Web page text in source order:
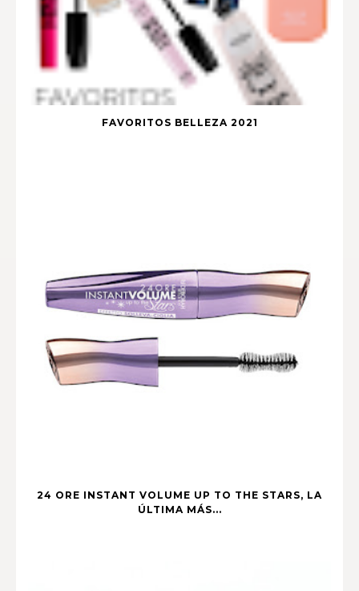
FAVORITOS BELLEZA 2021
24 ORE INSTANT VOLUME UP TO THE STARS, LA
ÚLTIMA MÁS...